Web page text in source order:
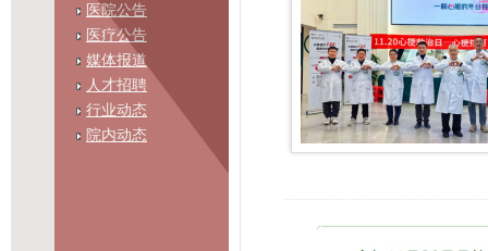
医院公告
医疗公告
媒体报道
人才招聘
行业动态
院内动态